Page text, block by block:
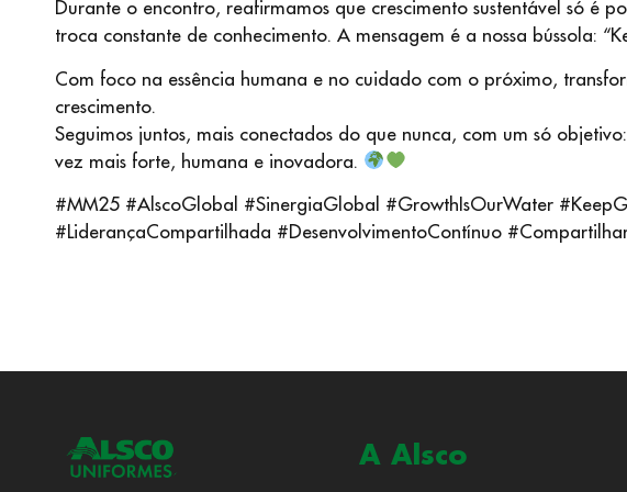
Durante o encontro, reafirmamos que crescimento sustentável só é
troca constante de conhecimento. A mensagem é a nossa bússola:
Com foco na essência humana e no cuidado com o próximo,
crescimento.
Seguimos juntos, mais conectados do que nunca, com um só
vez mais forte, humana e inovadora.
#MM25 #AlscoGlobal #SinergiaGlobal #GrowthIsOurWater
#LiderançaCompartilhada #DesenvolvimentoContínuo
A Alsco